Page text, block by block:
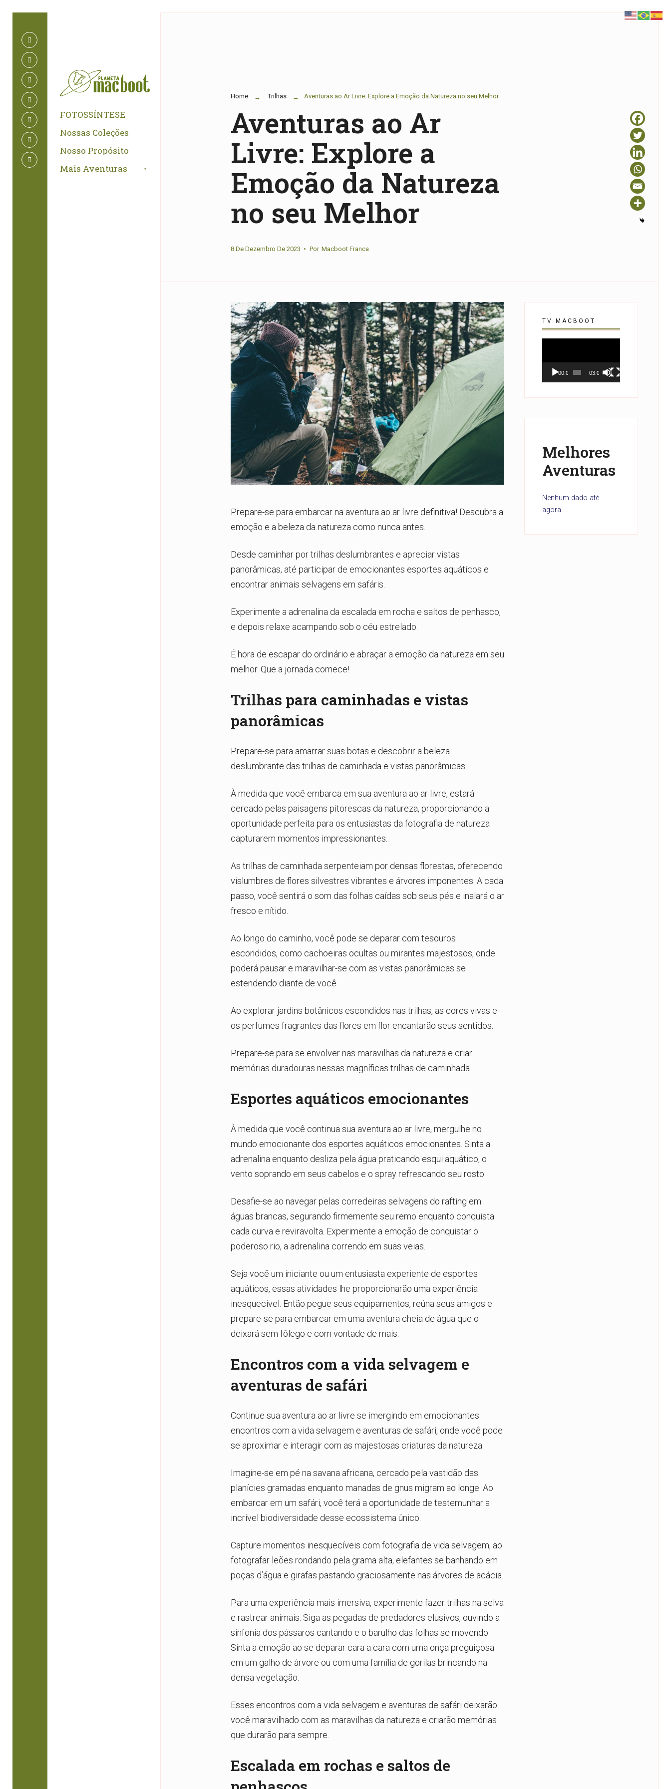
FOTOSSÍNTESE
Nossas Coleções
Nosso Propósito
Mais Aventuras
Home Trilhas Aventuras ao Ar Livre: Explore a Emoção da Natureza no seu Melhor
Aventuras ao Ar
Livre: Explore a
Emoção da Natureza
no seu Melhor
8 De Dezembro De 2023 • Por Macboot Franca
Prepare-se para embarcar na aventura ao ar livre definitiva! Descubra a
emoção e a beleza da natureza como nunca antes.
Desde caminhar por trilhas deslumbrantes e apreciar vistas
panorâmicas, até participar de emocionantes esportes aquáticos e
encontrar animais selvagens em safáris.
Experimente a adrenalina da escalada em rocha e saltos de penhasco,
e depois relaxe acampando sob o céu estrelado.
É hora de escapar do ordinário e abraçar a emoção da natureza em seu
melhor. Que a jornada comece!
Trilhas para caminhadas e vistas
panorâmicas
Prepare-se para amarrar suas botas e descobrir a beleza
deslumbrante das trilhas de caminhada e vistas panorâmicas.
À medida que você embarca em sua aventura ao ar livre, estará
cercado pelas paisagens pitorescas da natureza, proporcionando a
oportunidade perfeita para os entusiastas da fotografia de natureza
capturarem momentos impressionantes.
As trilhas de caminhada serpenteiam por densas florestas, oferecendo
vislumbres de flores silvestres vibrantes e árvores imponentes. A cada
passo, você sentirá o som das folhas caídas sob seus pés e inalará o ar
fresco e nítido.
Ao longo do caminho, você pode se deparar com tesouros
escondidos, como cachoeiras ocultas ou mirantes majestosos, onde
poderá pausar e maravilhar-se com as vistas panorâmicas se
estendendo diante de você.
Ao explorar jardins botânicos escondidos nas trilhas, as cores vivas e
os perfumes fragrantes das flores em flor encantarão seus sentidos.
Prepare-se para se envolver nas maravilhas da natureza e criar
memórias duradouras nessas magníficas trilhas de caminhada.
Esportes aquáticos emocionantes
À medida que você continua sua aventura ao ar livre, mergulhe no
mundo emocionante dos esportes aquáticos emocionantes. Sinta a
adrenalina enquanto desliza pela água praticando esqui aquático, o
vento soprando em seus cabelos e o spray refrescando seu rosto.
Desafie-se ao navegar pelas corredeiras selvagens do rafting em
águas brancas, segurando firmemente seu remo enquanto conquista
cada curva e reviravolta. Experimente a emoção de conquistar o
poderoso rio, a adrenalina correndo em suas veias.
Seja você um iniciante ou um entusiasta experiente de esportes
aquáticos, essas atividades lhe proporcionarão uma experiência
inesquecível. Então pegue seus equipamentos, reúna seus amigos e
prepare-se para embarcar em uma aventura cheia de água que o
deixará sem fôlego e com vontade de mais.
Encontros com a vida selvagem e
aventuras de safári
Continue sua aventura ao ar livre se imergindo em emocionantes
encontros com a vida selvagem e aventuras de safári, onde você pode
se aproximar e interagir com as majestosas criaturas da natureza.
Imagine-se em pé na savana africana, cercado pela vastidão das
planícies gramadas enquanto manadas de gnus migram ao longe. Ao
embarcar em um safári, você terá a oportunidade de testemunhar a
incrível biodiversidade desse ecossistema único.
Capture momentos inesquecíveis com fotografia de vida selvagem, ao
fotografar leões rondando pela grama alta, elefantes se banhando em
poças d’água e girafas pastando graciosamente nas árvores de acácia.
Para uma experiência mais imersiva, experimente fazer trilhas na selva
e rastrear animais. Siga as pegadas de predadores elusivos, ouvindo a
sinfonia dos pássaros cantando e o barulho das folhas se movendo.
Sinta a emoção ao se deparar cara a cara com uma onça preguiçosa
em um galho de árvore ou com uma família de gorilas brincando na
densa vegetação.
Esses encontros com a vida selvagem e aventuras de safári deixarão
você maravilhado com as maravilhas da natureza e criarão memórias
que durarão para sempre.
Escalada em rochas e saltos de
TV MACBOOT
vídeo
00:00 03:07
Melhores
Aventuras
Nenhum dado até
agora.